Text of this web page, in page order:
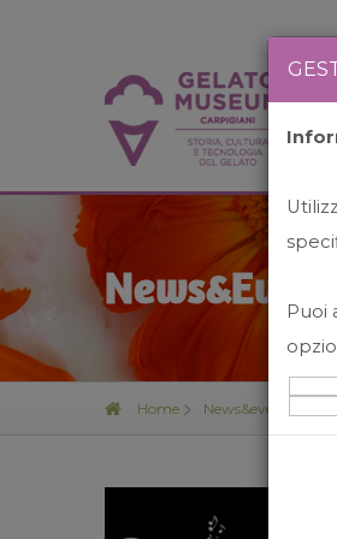
News&Events
Home News&events
Puoi